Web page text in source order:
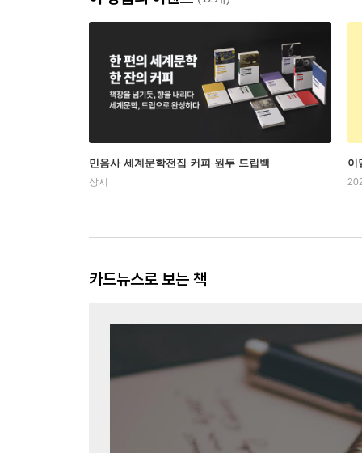
민음사 세계문학전집 커피 원두 드립백
상시
이
카드뉴스로 보는 책